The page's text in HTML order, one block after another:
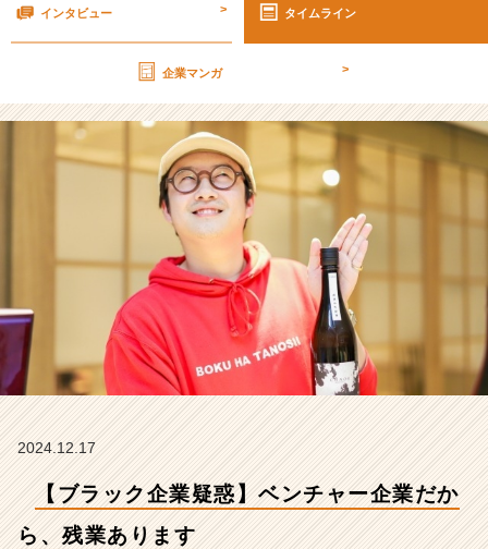
ら、
残
業
あ
り
ま
す
【株
式
会
こ
れ
か
ら
ム
ラ
イ
インタビュー > タイムライン
企業マンガ >
2024.12.17
【ブラック企業疑惑】ベンチャー企業だか
ら、残業あります